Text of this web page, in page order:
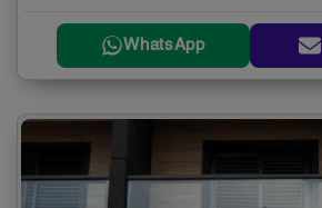
WhatsApp